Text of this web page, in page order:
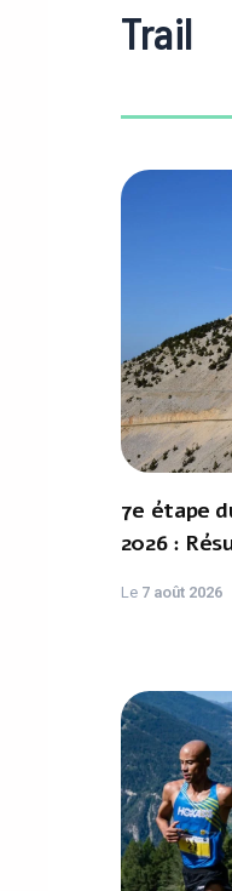
Trail
7e étape
2026 :
Le 7 août 2026